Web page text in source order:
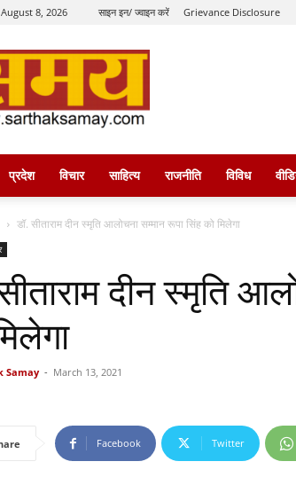
8, 2026 साइन इन/ ज्वाइन करें Grievance Disclosure
सार्थक
समय
प्रदेश विचार साहित्य राजनीति विविध
डॉ. सीताराम दीन स्मृति आलोचना सम्मान रूपा सिंह को मिलेगा
दीन स्मृति
Samay - March 13, 2021
Facebook Twitter